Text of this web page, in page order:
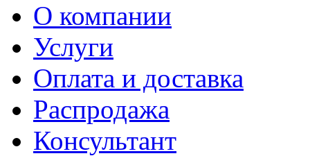
О компании
Услуги
Оплата и доставка
Распродажа
Консультант